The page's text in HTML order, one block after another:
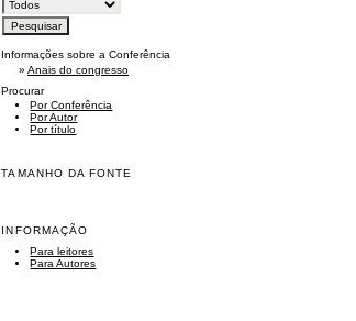
Informações sobre a Conferência
»Anais do congresso
Procurar
Por Conferência
Por Autor
Por título
TAMANHO DA FONTE
INFORMAÇÃO
Para leitores
Para Autores